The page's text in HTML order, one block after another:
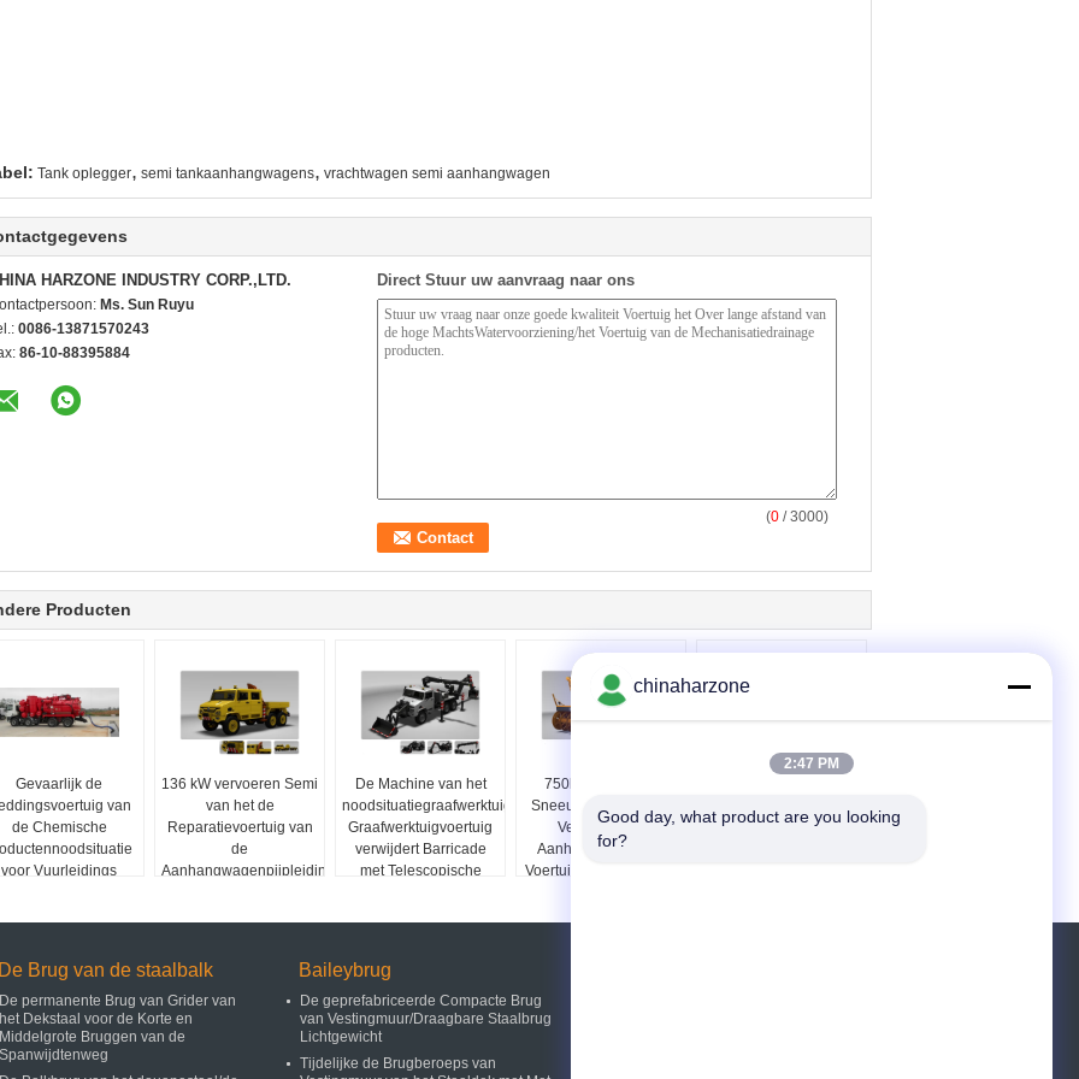
Tank oplegger, semi tankaanhangwagens, vrachtwagen semi aanhangwagen
HARZONE INDUSTRY CORP.,LTD.
Ms. Sun Ruyu
0086-13871570243
86-10-88395884
Direct Stuur uw aanvraag naar ons
(0 / 3000)
Producten
Gevaarlijk de
van
de Chemische
voor Vuurleidings
136 kW vervoeren Semi
van het de
Reparatievoertuig van
de
Aanhangwagenpijpleiding
De Machine van het
noodsituatiegraafwerktuig/het
Graafwerktuigvoertuig
verwijdert Barricade
met Telescopische
750km van de de
Sneeuwveger van de
Vervoer Semi
Aanhangwagen het
Voertuig Telescopische
vervoer Semi
De Brug van de staalbalk
De permanente Brug van Grider van
het Dekstaal voor de Korte en
Middelgrote Bruggen van de
Spanwijdtenweg
Baileybrug
De geprefabriceerde Compacte Brug
van Vestingmuur/Draagbare Staalbrug
Lichtgewicht
Tijdelijke de Brugberoeps van
chinaharzone
2:47 PM
Good day, what product are you looking
for?